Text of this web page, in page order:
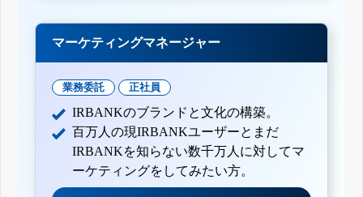
マーケティングマネージャー
業務委託 正社員
IRBANKのブランドと文化の構築。
百万人の現IRBANKユーザーとまだ
IRBANKを知らない数千万人に対してマ
ーケティングをしてみたい方。